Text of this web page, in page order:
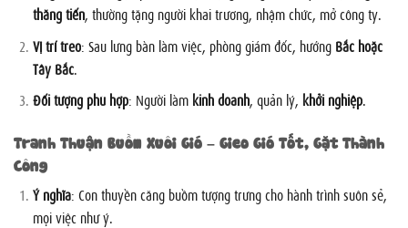
thăng tiến, thường tặng người khai trương, nhậm chức, mở công ty.
Vị trí treo: Sau lưng bàn làm việc, phòng giám đốc, hướng Bắc hoặc
Tây Bắc.
Đối tượng phù hợp: Người làm kinh doanh, quản lý, khởi nghiệp.
Tranh Thuận Buồm Xuôi Gió – Gieo Gió Tốt, Gặt Thành
Công
Ý nghĩa: Con thuyền căng buồm tượng trưng cho hành trình suôn sẻ,
mọi việc như ý.